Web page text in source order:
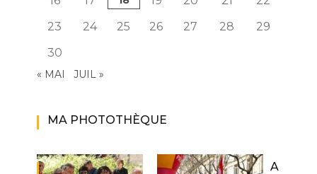
23
24 25 26 27 28
29
30
« MAI JUIL »
MA PHOTOTHÈQUE
A